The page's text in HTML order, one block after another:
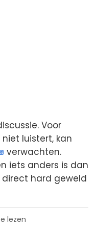
Voor
luistert, kan
verwachten.
iets anders is dan
hard geweld
lezen